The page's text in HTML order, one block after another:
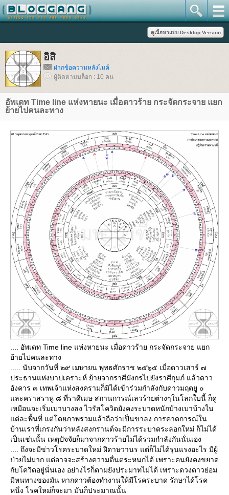
อิสิ
ฝากข้อความหลังไมค์
ผู้ติดตามบล็อก : 10 คน
อัพเดท Time line แห่งหายนะ เมื่อดาวร้าย กระจัดกระจาย แยก
้ายไปคนละทาง
.... อัพเดท Time line แห่งหายนะ เมื่อดาวร้าย กระจัดกระจาย แยก
้ายไปคนละทาง
..... นับจากวันที่ ๒๙ เมษายน พุทธศักราช ๒๕๖๕ เมื่อดาวเสาร์ ๗
ประธานแห่งบาปเคราะห์ ย้ายจากราศีมังกรไปยังราศีกุมภ์ แล้วดาว
อังคาร ๓ เทพเจ้าแห่งสงครามก็มิได้เข้าร่วมกำลังกับดาวมฤตยู ๐
ละคราสราหู ๘ ที่ราศีเมษ สถานการณ์เลวร้ายต่างๆในโลกใบนี้ ก็ดู
เหมือนจะเริ่มเบาบางลง ไวรัสโควิดยังคงระบาดหนักบ้างเบาบ้างใน
ต่ละพื้นที่ แต่โดยภาพรวมแล้วถือว่าเป็นขาลง การคาดการณ์ใน
บ้านเราที่เกรงกันว่าหลังสงกรานต์จะมีการระบาดระลอกใหม่ ก็ไม่ได้
เป็นเช่นนั้น เหตุปัจจัยก็มาจากดาวร้ายไม่ได้รวมกำลังกันนั่นเอง
.... ถึงจะมีข่าวโรคระบาดใหม่ ฝีดาษวานร แต่ก็ไม่ได้รุนแรงอะไร มีผู้
ป่วยไม่มาก แต่อาจจะสร้างความตื่นตระหนกได้ เพราะคนยังคงขยาด
กับโควิดอยู่นั่นเอง อย่างไรก็ตามยังประมาทไม่ได้ เพราะดวงดาวย่อม
มีหนทางของมัน หากดาวต้องทำงานให้มีโรคระบาด รักษาได้โรค
หนึ่ง โรคใหม่ก็จะมา มันก็ประมาณนั้น